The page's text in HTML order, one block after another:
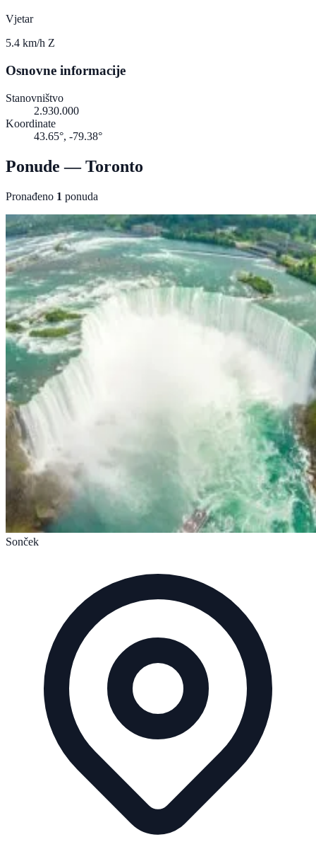
Vjetar
5.4 km/h Z
Osnovne informacije
Stanovništvo
2.930.000
Koordinate
43.65°, -79.38°
Ponude — Toronto
Pronađeno 1 ponuda
Sonček